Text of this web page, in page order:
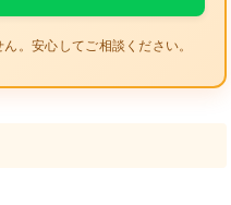
。安心してご相談ください。